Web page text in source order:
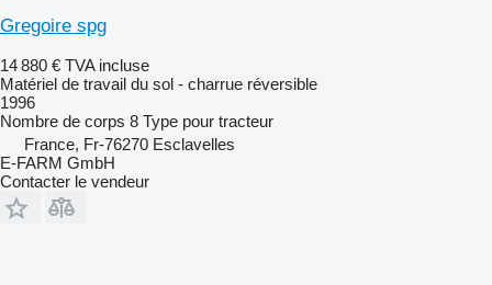
Gregoire spg
14 880 € TVA incluse
Matériel de travail du sol - charrue réversible
1996
Nombre de corps 8 Type pour tracteur
France, Fr-76270 Esclavelles
E-FARM GmbH
Contacter le vendeur